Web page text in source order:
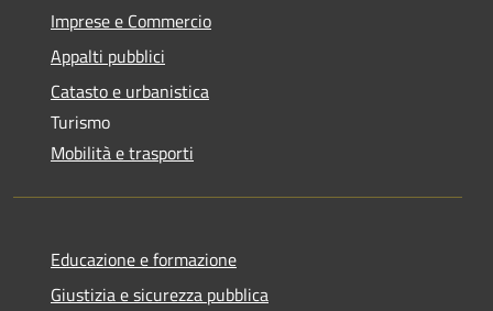
Imprese e Commercio
Appalti pubblici
Catasto e urbanistica
Turismo
Mobilità e trasporti
Educazione e formazione
Giustizia e sicurezza pubblica